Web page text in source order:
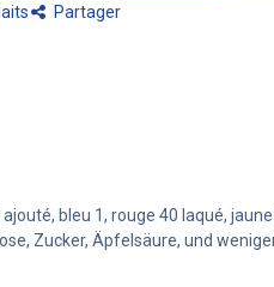
Partager
bleu 1, rouge 40 laqué,
Zucker, Äpfelsäure, und